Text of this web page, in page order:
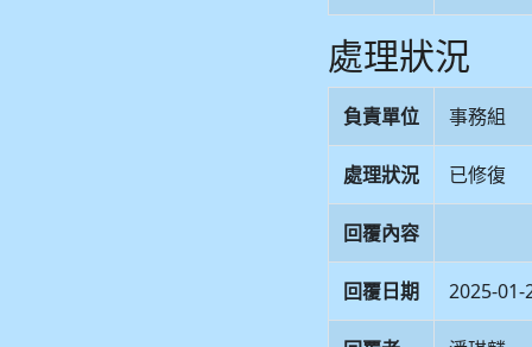
處理狀況
負責單位 事務組
處理狀況 已修復
回覆內容
回覆日期 2025-01-